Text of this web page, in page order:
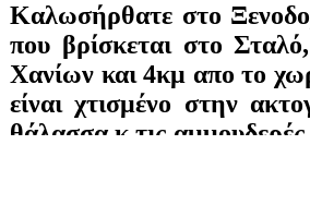
Καλωσήρθατε στο
που βρίσκεται στο
Χανίων και 4κμ απο το
είναι χτισμένο στην
θάλασσα κ τις